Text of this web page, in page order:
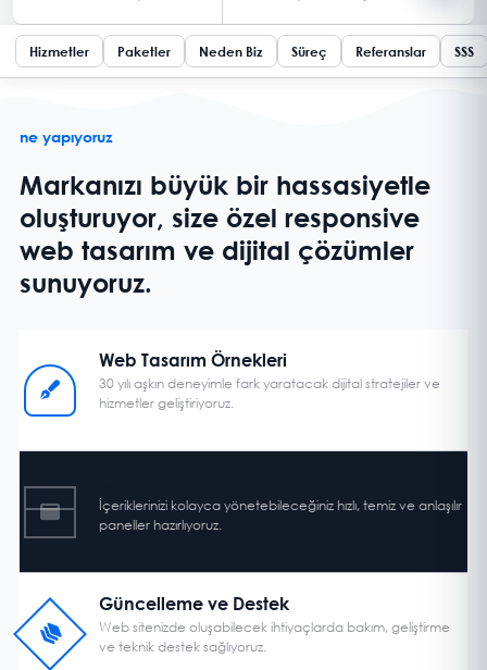
Hizmetler Paketler Neden Biz Süreç Referanslar SSS
ne yapıyoruz
Markanızı büyük bir hassasiyetle
oluşturuyor, size özel responsive
web tasarım ve dijital çözümler
sunuyoruz.
Web Tasarım Örnekleri
30 yılı aşkın deneyimle fark yaratacak dijital stratejiler ve
hizmetler geliştiriyoruz.
İçeriklerinizi kolayca yönetebileceğiniz hızlı, temiz ve anlaşılır
paneller hazırlıyoruz.
Güncelleme ve Destek
Web sitenizde oluşabilecek ihtiyaçlarda bakım, geliştirme
ve teknik destek sağlıyoruz.